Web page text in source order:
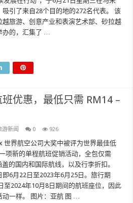
引了来自28个目的地的272名代表。 该
旅游、创意产业和表演艺术部、砂拉越
办的，汇集了 …
优惠，最低只需 RM14 –
游新闻 0 926
世界航空公司大奖中被评为世界最佳低
项新的单程航班促销活动，全包仅需
的国内和国际航线，以及行李折扣。
6月22日至2023年6月25日。旅行期
至2024年10月8日期间的航班座位，因此
动一样。 图片：亚航 图 …